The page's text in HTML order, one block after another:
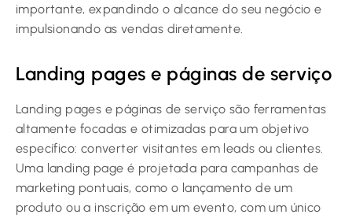
importante, expandindo o alcance do seu negócio e
impulsionando as vendas diretamente.
Landing pages e páginas de serviço
Landing pages e páginas de serviço são ferramentas
altamente focadas e otimizadas para um objetivo
específico: converter visitantes em leads ou clientes.
Uma landing page é projetada para campanhas de
marketing pontuais, como o lançamento de um
produto ou a inscrição em um evento, com um único